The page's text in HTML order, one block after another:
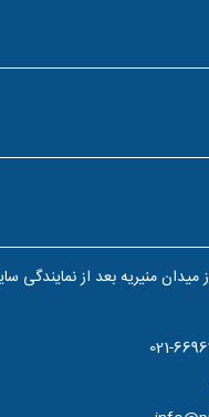
منیریه بعد از نمایندگی سایپا